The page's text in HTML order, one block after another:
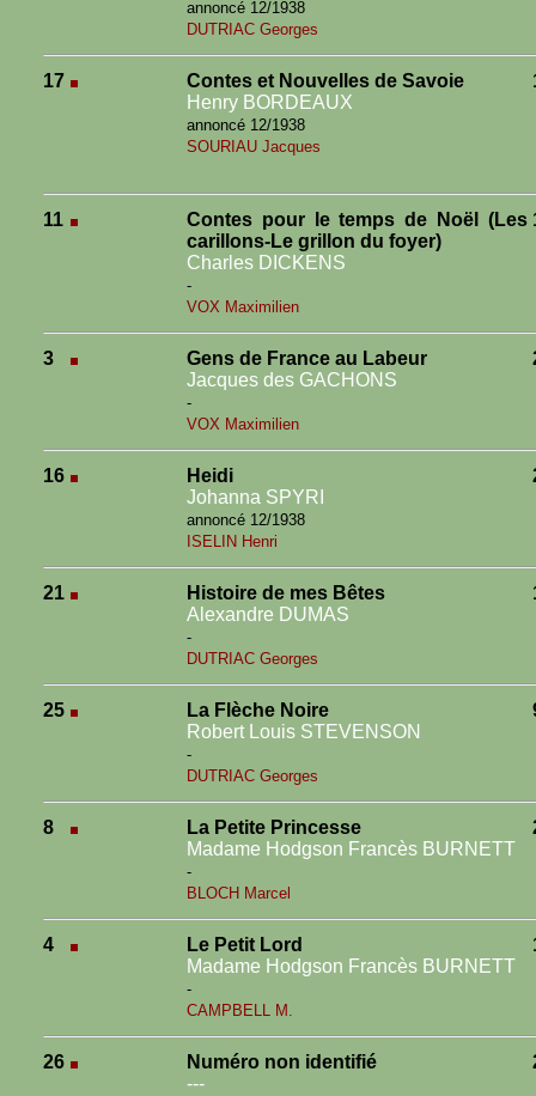
annoncé 12/1938
DUTRIAC Georges
17
Contes et Nouvelles de Savoie
Henry BORDEAUX
annoncé 12/1938
SOURIAU Jacques
11
Contes pour le temps de Noël (Les
carillons-Le grillon du foyer)
Charles DICKENS
-
VOX Maximilien
3
Gens de France au Labeur
Jacques des GACHONS
-
VOX Maximilien
16
Heidi
Johanna SPYRI
annoncé 12/1938
ISELIN Henri
21
Histoire de mes Bêtes
Alexandre DUMAS
-
DUTRIAC Georges
25
La Flèche Noire
Robert Louis STEVENSON
-
DUTRIAC Georges
8
La Petite Princesse
Madame Hodgson Francès BURNETT
-
BLOCH Marcel
4
Le Petit Lord
Madame Hodgson Francès BURNETT
-
CAMPBELL M.
26
Numéro non identifié
---